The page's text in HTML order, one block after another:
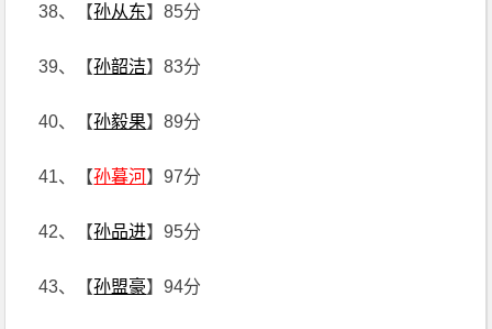
38、【孙从东】85分
39、【孙韶洁】83分
40、【孙毅果】89分
41、【孙暮河】97分
42、【孙品进】95分
43、【孙盟豪】94分